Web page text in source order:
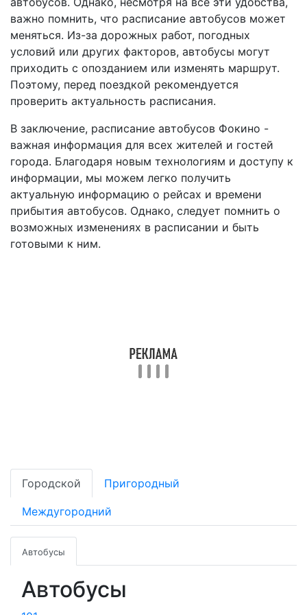
важно помнить, что расписание автобусов может
меняться. Из-за дорожных работ, погодных
условий или других факторов, автобусы могут
приходить с опозданием или изменять маршрут.
Поэтому, перед поездкой рекомендуется
проверить актуальность расписания.
В заключение, расписание автобусов Фокино -
важная информация для всех жителей и гостей
города. Благодаря новым технологиям и доступу к
информации, мы можем легко получить
актуальную информацию о рейсах и времени
прибытия автобусов. Однако, следует помнить о
возможных изменениях в расписании и быть
готовыми к ним.
Городской Пригородный
Междугородний
Автобусы
Автобусы